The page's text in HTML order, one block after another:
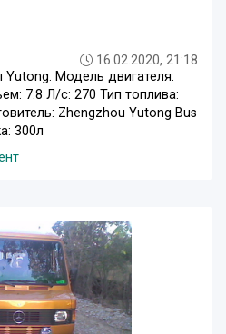
16.02.2020, 21:18
Yutong. Модель двигателя:
7.8 Л/c: 270 Тип топлива:
Zhengzhou Yutong Bus
300л